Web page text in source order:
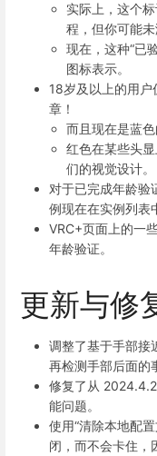
实际上，这个
程，但你可能未
现在，这种“已
图标表示。
18岁及以上的用户
章！
而且现在是蓝色
红色在某些头
们的视觉设计。
对于已完成年龄验
例现在在实例列表
VRC+页面上的一
年龄验证。
更新与修
调整了基于手部接
再检测手部后面的
修复了从
能问题。
使用“清除本地配
闭，而不会卡住，